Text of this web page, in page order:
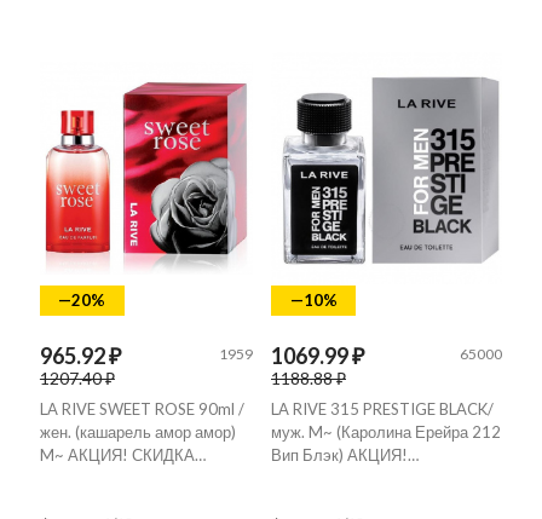
—20%
965.92 ₽
1207.40 ₽
1959
LA RIVE SWEET ROSE 90ml /
жен. (кашарель амор амор)
M~ АКЦИЯ! СКИДКА…
—10%
1069.99 ₽
1188.88 ₽
65000
LA RIVE 315 PRESTIGE BLACK/
муж. M~ (Каролина Ерейра 212
Вип Блэк) АКЦИЯ!…